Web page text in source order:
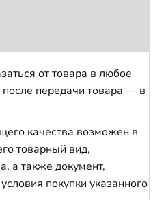
от товара в любое
передачи товара — в
качества возможен в
товарный вид,
а также документ,
покупки указанного